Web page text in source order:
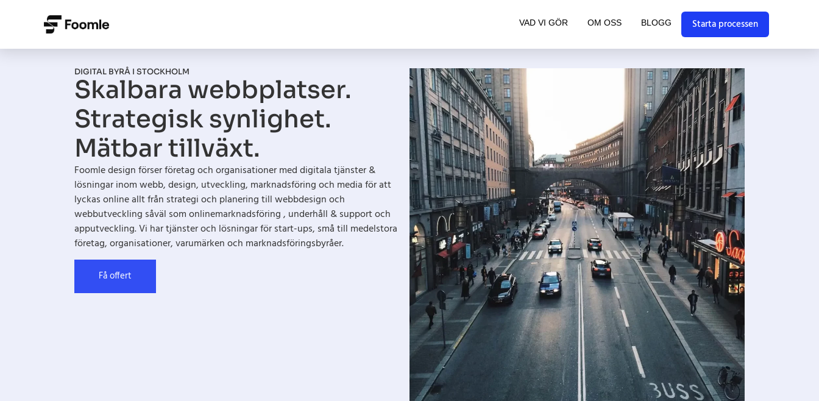
VAD VI GÖR OM OSS BLOGG Starta processen
DIGITAL BYRÅ I STOCKHOLM
Skalbara webbplatser.
Strategisk synlighet.
Mätbar tillväxt.
Foomle design förser företag och organisationer med digitala tjänster &
lösningar inom webb, design, utveckling, marknadsföring och media för att
lyckas online allt från strategi och planering till webbdesign och
webbutveckling såväl som onlinemarknadsföring , underhåll & support och
apputveckling. Vi har tjänster och lösningar för start-ups, små till medelstora
företag, organisationer, varumärken och marknadsföringsbyråer.
Få offert